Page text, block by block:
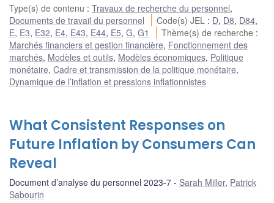
Type(s) de contenu : Travaux de recherche du personnel,
Documents de travail du personnel
Code(s) JEL : D, D8, D84,
E, E3, E32, E4, E43, E44, E5, G, G1 Thème(s) de recherche :
Marchés financiers et gestion financière, Fonctionnement des
marchés, Modèles et outils, Modèles économiques, Politique
monétaire, Cadre et transmission de la politique monétaire,
Dynamique de l’inflation et pressions inflationnistes
What Consistent Responses on
Future Inflation by Consumers Can
Reveal
Document d’analyse du personnel 2023-7 Sarah Miller, Patrick
Sabourin